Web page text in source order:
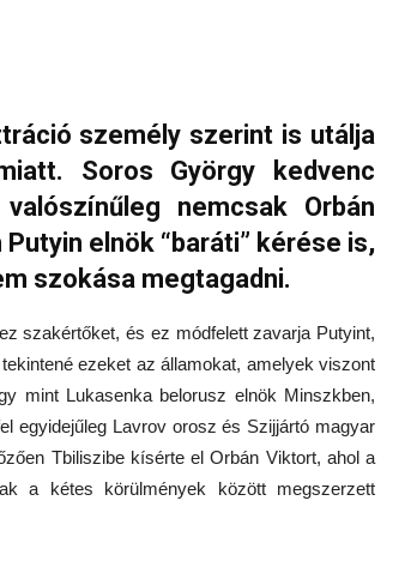
személy szerint is utálja
Soros György kedvenc
nemcsak Orbán
elnök “baráti” kérése is,
szokása megtagadni.
szakértőket, és ez módfelett zavarja Putyint,
ezeket az államokat, amelyek viszont
mint Lukasenka belorusz elnök Minszkben,
egyidejűleg Lavrov orosz és Szijjártó magyar
Tbiliszibe kísérte el Orbán Viktort, ahol a
a kétes körülmények között megszerzett